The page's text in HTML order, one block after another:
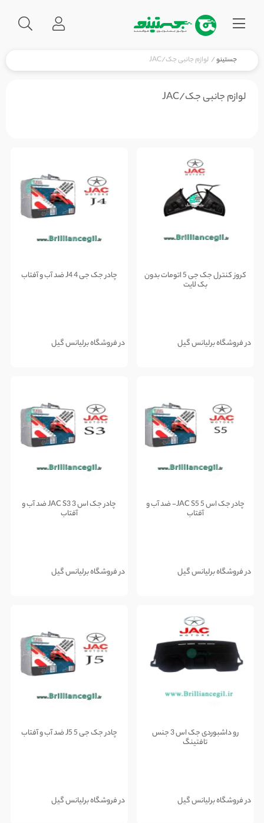
جستینو/ لوازم جانبی جک/JAC
لوازم جانبی جک/JAC
کروز کنترل جک جی 5 اتومات بدون
بک لایت
در فروشگاه برلیانس گیل
چادر جک جی 4 J4 ضد آب و آفتاب
در فروشگاه برلیانس گیل
چادر جک اس 5 JAC S5- ضد آب و
آفتاب
در فروشگاه برلیانس گیل
چادر جک اس 3 JAC S3 ضد آب و
آفتاب
در فروشگاه برلیانس گیل
رو داشبوردی جک اس 3 جنس
تافتینگ
در فروشگاه برلیانس گیل
چادر جک جی 5 J5 ضد آب و آفتاب
در فروشگاه برلیانس گیل